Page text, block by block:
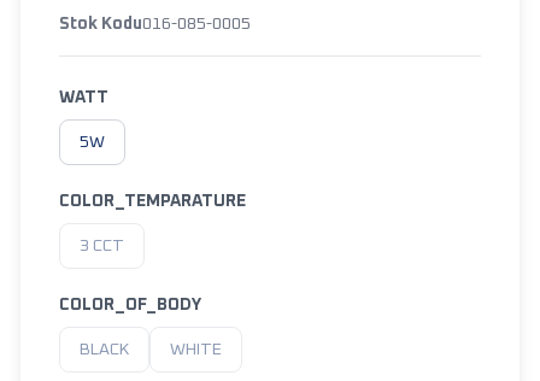
Stok Kodu016-085-0005
WATT
5W
COLOR_TEMPARATURE
3 CCT
COLOR_OF_BODY
BLACK WHITE